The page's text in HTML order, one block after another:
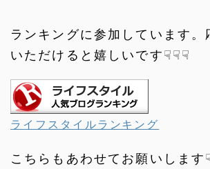
ランキングに参加しています。
いただけると嬉しいです☟☟☟
ライフスタイルランキング
こちらもあわせてお願いします